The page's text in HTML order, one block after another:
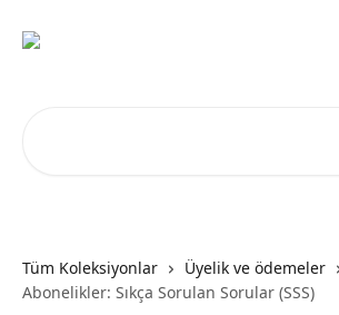
Tüm Koleksiyonlar Üyelik ve ödemeler
Abonelikler: Sıkça Sorulan Sorular (SSS)